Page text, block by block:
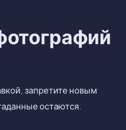
запретите новым
остаются.